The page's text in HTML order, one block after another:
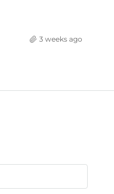
3 weeks ago